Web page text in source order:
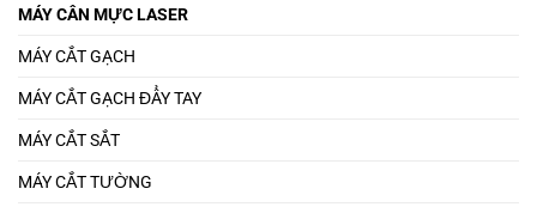
MÁY CÂN MỰC LASER
MÁY CẮT GẠCH
MÁY CẮT GẠCH ĐẨY TAY
MÁY CẮT SẮT
MÁY CẮT TƯỜNG